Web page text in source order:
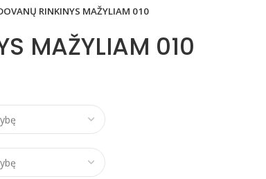
RINKINYS MAŽYLIAM 010
MAŽYLIAM 010